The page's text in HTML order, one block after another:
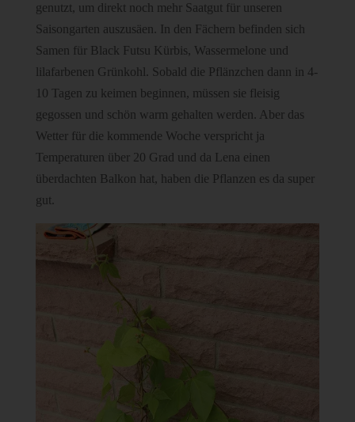
genutzt, um direkt noch mehr Saatgut für unseren
Saisongarten auszusäen. In den Fächern befinden sich
Samen für Black Futsu Kürbis, Wassermelone und
lilafarbenen Grünkohl. Sobald die Pflänzchen dann in 4-
10 Tagen zu keimen beginnen, müssen sie fleisig
gegossen und schön warm gehalten werden. Aber das
Wetter für die kommende Woche verspricht ja
Temperaturen über 20 Grad und da Lena einen
überdachten Balkon hat, haben die Pflanzen es da super
gut.